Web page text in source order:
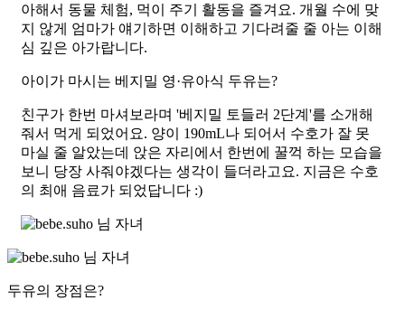
아해서 동물 체험, 먹이 주기 활동을 즐겨요. 개월 수에 맞
지 않게 엄마가 얘기하면 이해하고 기다려줄 줄 아는 이해
심 깊은 아가랍니다.
아이가 마시는 베지밀 영·유아식 두유는?
친구가 한번 마셔보라며 '베지밀 토들러 2단계'를 소개해
줘서 먹게 되었어요. 양이 190mL나 되어서 수호가 잘 못
마실 줄 알았는데 앉은 자리에서 한번에 꿀꺽 하는 모습을
보니 당장 사줘야겠다는 생각이 들더라고요. 지금은 수호
의 최애 음료가 되었답니다 :)
두유의 장점은?